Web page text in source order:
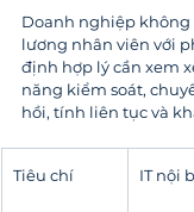
Doanh nghiệp không
lương nhân viên với
định hợp lý cần xem
năng kiểm soát,
hồi, tính liên tục và
Tiêu chí IT nội